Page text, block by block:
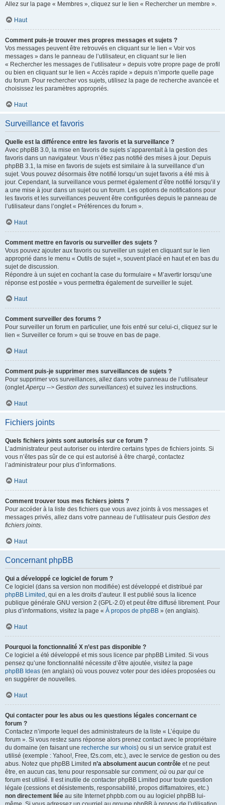
Allez sur la page « Membres », cliquez sur le lien « Rechercher un membre ».
Haut
Comment puis-je trouver mes propres messages et sujets ?
Vos messages peuvent être retrouvés en cliquant sur le lien « Voir vos
messages » dans le panneau de l’utilisateur, en cliquant sur le lien
« Rechercher les messages de l’utilisateur » depuis votre propre page de profil
ou bien en cliquant sur le lien « Accès rapide » depuis n’importe quelle page
du forum. Pour rechercher vos sujets, utilisez la page de recherche avancée et
choisissez les paramètres appropriés.
Haut
Surveillance et favoris
Quelle est la différence entre les favoris et la surveillance ?
Avec phpBB 3.0, la mise en favoris de sujets s’apparentait à la gestion des
favoris dans un navigateur. Vous n’étiez pas notifié des mises à jour. Depuis
phpBB 3.1, la mise en favoris de sujets est similaire à la surveillance d’un
sujet. Vous pouvez désormais être notifié lorsqu’un sujet favoris a été mis à
jour. Cependant, la surveillance vous permet également d’être notifié lorsqu’il y
a une mise à jour dans un sujet ou un forum. Les options de notifications pour
les favoris et les surveillances peuvent être configurées depuis le panneau de
l’utilisateur dans l’onglet « Préférences du forum ».
Haut
Comment mettre en favoris ou surveiller des sujets ?
Vous pouvez ajouter aux favoris ou surveiller un sujet en cliquant sur le lien
approprié dans le menu « Outils de sujet », souvent placé en haut et en bas du
sujet de discussion.
Répondre à un sujet en cochant la case du formulaire « M’avertir lorsqu’une
réponse est postée » vous permettra également de surveiller le sujet.
Haut
Comment surveiller des forums ?
Pour surveiller un forum en particulier, une fois entré sur celui-ci, cliquez sur le
lien « Surveiller ce forum » qui se trouve en bas de page.
Haut
Comment puis-je supprimer mes surveillances de sujets ?
Pour supprimer vos surveillances, allez dans votre panneau de l’utilisateur
(ongletAperçu --> Gestion des surveillances) et suivez les instructions.
Haut
Fichiers joints
Quels fichiers joints sont autorisés sur ce forum ?
L’administrateur peut autoriser ou interdire certains types de fichiers joints. Si
vous n’êtes pas sûr de ce qui est autorisé à être chargé, contactez
l’administrateur pour plus d’informations.
Haut
Comment trouver tous mes fichiers joints ?
Pour accéder à la liste des fichiers que vous avez joints à vos messages et
messages privés, allez dans votre panneau de l’utilisateur puis Gestion des
fichiers joints.
Haut
Concernant phpBB
Qui a développé ce logiciel de forum ?
Ce logiciel (dans sa version non modifiée) est développé et distribué par
phpBB Limited , qui en a les droits d’auteur. Il est publié sous la licence
publique générale GNU version 2 (GPL-2.0) et peut être diffusé librement. Pour
plus d’informations, visitez la page « À propos de phpBB » (en anglais).
Haut
Pourquoi la fonctionnalité X n’est pas disponible ?
Ce logiciel a été développé et mis sous licence par phpBB Limited. Si vous
pensez qu’une fonctionnalité nécessite d’être ajoutée, visitez la page
phpBB Ideas (en anglais) où vous pouvez voter pour des idées proposées ou
en suggérer de nouvelles.
Haut
Qui contacter pour les abus ou les questions légales concernant ce
forum ?
Contactez n’importe lequel des administrateurs de la liste « L’équipe du
forum ». Si vous restez sans réponse alors prenez contact avec le propriétaire
du domaine (en faisant une recherche sur whois) ou si un service gratuit est
utilisé (exemple : Yahoo!, Free, f2s.com, etc.), avec le service de gestion ou des
abus. Notez que phpBB Limited n’a absolument aucun contrôle et ne peut
être, en aucun cas, tenu pour responsable sur comment, où ou par qui ce
forum est utilisé. Il est inutile de contacter phpBB Limited pour toute question
légale (cessions et désistements, responsabilité, propos diffamatoires, etc.)
non directement liée au site Internet phpbb.com ou au logiciel phpBB lui-